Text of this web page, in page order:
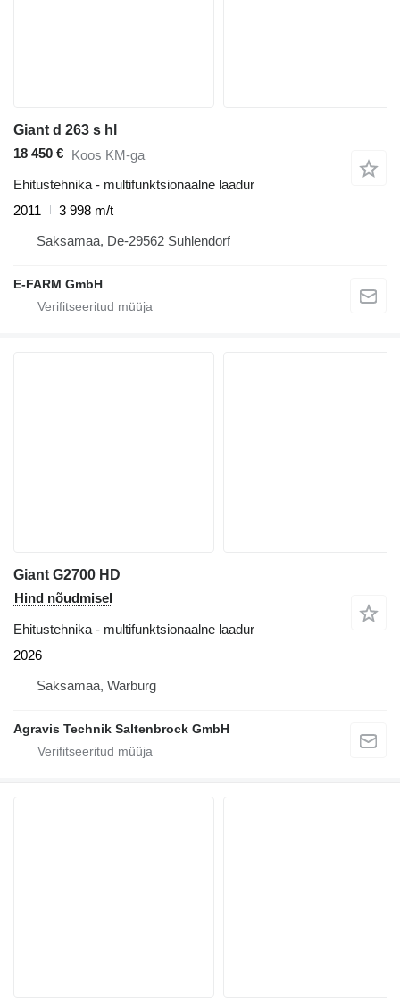
Giant d 263 s hl
18 450 € Koos KM-ga
Ehitustehnika - multifunktsionaalne laadur
2011
3 998 m/t
Saksamaa, De-29562 Suhlendorf
E-FARM GmbH
Giant G2700 HD
Hind nõudmisel
Ehitustehnika - multifunktsionaalne laadur
2026
Saksamaa, Warburg
Agravis Technik Saltenbrock GmbH